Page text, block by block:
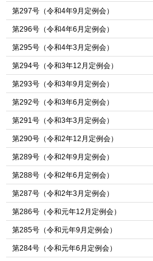
第297号（令和4年9月定例会）
第296号（令和4年6月定例会）
第295号（令和4年3月定例会）
第294号（令和3年12月定例会）
第293号（令和3年9月定例会）
第292号（令和3年6月定例会）
第291号（令和3年3月定例会）
第290号（令和2年12月定例会）
第289号（令和2年9月定例会）
第288号（令和2年6月定例会）
第287号（令和2年3月定例会）
第286号（令和元年12月定例会）
第285号（令和元年9月定例会）
第284号（令和元年6月定例会）